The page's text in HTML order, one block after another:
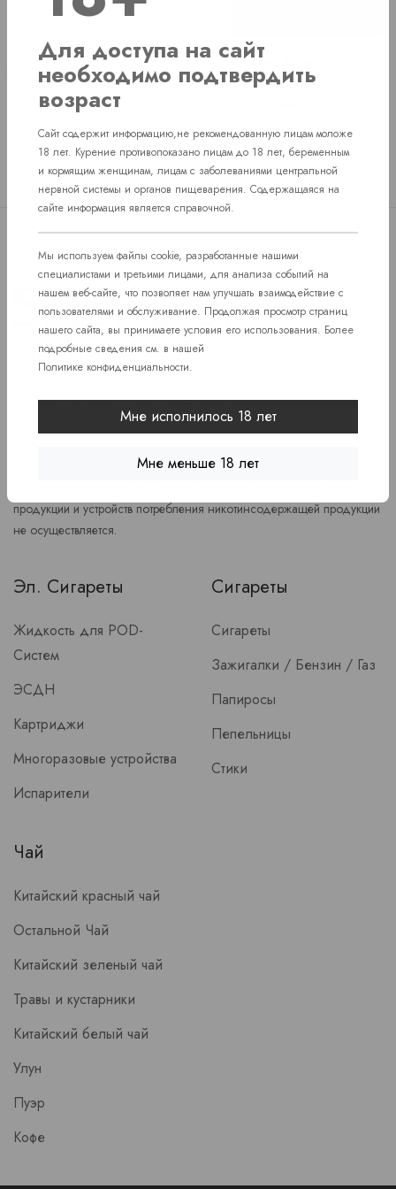
Портсигар S.Quire AB02-
Нет в наличии
Price
660 руб.
Портсигар Angelo 800024
для 18 сигарет, золотой
Price
555 руб.
Для доступа на сайт
необходимо подтвердить
возраст
Сайт содержит информацию,не рекомендованную лицам моложе
18 лет. Курение противопоказано лицам до 18 лет, беременным
и кормящим женщинам, лицам с заболеваниями центральной
нервной системы и органов пищеварения. Содержащаяся на
сайте информация является справочной.
Мы используем файлы cookie, разработанные нашими
специалистами и третьими лицами, для анализа событий на
нашем веб-сайте, что позволяет нам улучшать взаимодействие с
пользователями и обслуживание. Продолжая просмотр страниц
нашего сайта, вы принимаете условия его использования. Более
подробные сведения см. в нашей
Политике конфиденциальности.
Мне исполнилось 18 лет
Мне меньше 18 лет
Доступ к сайту разрешен только лицам старше 18 лет, являющимся
которые в противном случае продолжат курить или употреблять
иную никтотиносодержащую продукцию. Данный сайт не является
информации о свойствах и характеристиках продукции.
продукции и устройств потребления никотинсодержащей продукции
не осуществляется.
Эл. Сигареты
Жидкость для POD-
Систем
ЭСДН
Картриджи
Многоразовые устройства
Испарители
Сигареты
Сигареты
Зажигалки / Бензин / Газ
Папиросы
Пепельницы
Стики
Чай
Китайский красный чай
Остальной Чай
Китайский зеленый чай
Травы и кустарники
Китайский белый чай
Улун
Пуэр
Кофе